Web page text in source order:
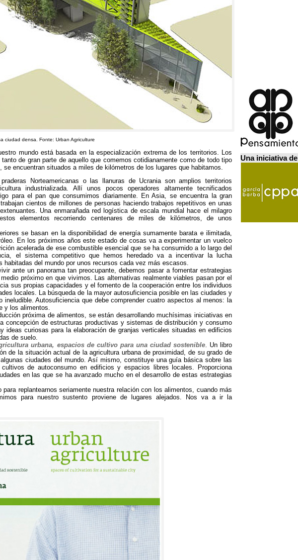
ciudad densa . Fonte: Urban Agriculture
mundo está basada en la especialización extrema de los territorios
Los
tanto de gran parte de aquello que comemos cotidianamente como de todo tipo
se encuentran situados a miles de kilómetros de los lugares que habitamos
Norteamericanas o las llanuras de Ucrania son amplios territorios
industrializada. Allí unos pocos operadores altamente tecnificados
para el pan que consumimos diariamente. En Asia, se encuentra la gran
cientos de millones de personas haciendo trabajos repetitivos en unas
. Una enmarañada red logística de escala mundial hace el milagro
elementos recorriendo centenares de miles de kilómetros, de unos
se basan en la disponibilidad de energía sumamente barata e ilimitada,
. En los próximos años este estado de cosas va a experimentar un vuelco
acelerada de ese combustible esencial que se ha consumido a lo largo del
, el sistema competitivo que hemos heredado va a incentivar la lucha
habitadas del mundo por unos recursos cada vez más escasos.
ante un panorama tan preocupante,debemos pasar a fomentar estrategias
próximo en que vivimos. Las alternativas realmente viables pasan por el
sus propias capacidades y el fomento de la cooperación entre los individuos
locales. La búsqueda de la mayor autosuficiencia posible en las ciudades y
ineludible.Autosuficiencia que debe comprender cuatro aspectos al menos: la
y los alimentos.
próxima de alimentos, se están desarrollando muchísimas iniciativas en
concepción de estructuras productivas y sistemas de distribución y consumo
ideas curiosas para la elaboración de granjas verticales situadas en edificios
de suelo.
urbana, espacios de cultivo para una ciudad sostenible. Un libro
de la situación actual de la agricultura urbana de proximidad,de su grado de
ciudades del mundo. Así mismo, constituye una guía básica sobre las
de autoconsumo en edificios y espacios libres locales.
Proporciona
en las que se ha avanzado mucho en el desarrollo de estas estrategias
para replantearnos seriamente nuestra relación con los alimentos, cuando más
para nuestro sustento proviene de lugares alejados.
Nos va a ir la
Una iniciativa de